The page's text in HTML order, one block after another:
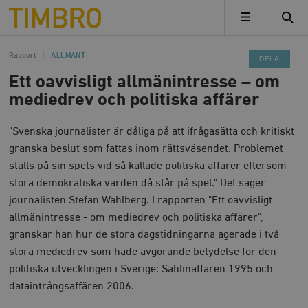
Timbro
MENY
Rapport ALLMÄNT
Ett oavvisligt allmänintresse – om
mediedrev och politiska affärer
"Svenska journalister är dåliga på att ifrågasätta och kritiskt
granska beslut som fattas inom rättsväsendet. Problemet
ställs på sin spets vid så kallade politiska affärer eftersom
stora demokratiska värden då står på spel." Det säger
journalisten Stefan Wahlberg. I rapporten "Ett oavvisligt
allmänintresse - om mediedrev och politiska affärer",
granskar han hur de stora dagstidningarna agerade i två
stora mediedrev som hade avgörande betydelse för den
politiska utvecklingen i Sverige: Sahlinaffären 1995 och
dataintrångsaffären 2006.
DELA